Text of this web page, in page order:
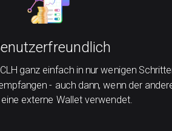
ganz einfach in nur wenigen
- auch dann, wenn der
externe Wallet verwendet.